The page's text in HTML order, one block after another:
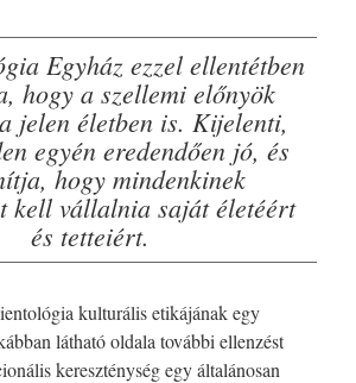
Egyház ezzel ellentétben
hogy a szellemi előnyök
jelen életben is. Kijelenti,
egyén eredendően jó, és
hogy mindenkinek
kell vállalnia saját életéért
és tetteiért.
kulturális etikájának egy
látható oldala további ellenzést
kereszténység egy általánosan